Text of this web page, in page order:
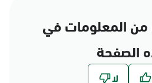
المعلومات في
الصفحة